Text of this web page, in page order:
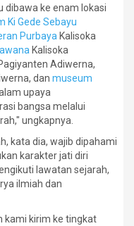
dibawa ke enam lokasi
Ki Gede Sebayu
Purbaya Kalisoka
Kalisoka
Adiwerna,
dan museum
upaya
bangsa melalui
ungkapnya.
kata dia, wajib dipahami
karakter jati diri
lawatan sejarah,
ilmiah dan
kami kirim ke tingkat